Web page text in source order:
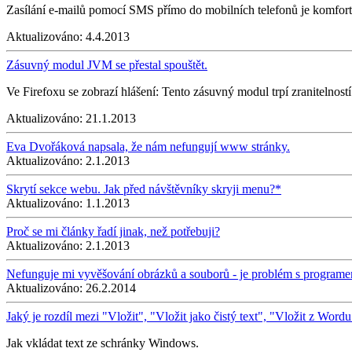
Zasílání e-mailů pomocí SMS přímo do mobilních telefonů je
Aktualizováno: 4.4.2013
Zásuvný modul JVM se přestal spouštět.
Ve Firefoxu se zobrazí hlášení: Tento zásuvný modul trpí
Aktualizováno: 21.1.2013
Eva Dvořáková napsala, že nám nefungují www stránky.
Aktualizováno: 2.1.2013
Skrytí sekce webu. Jak před návštěvníky skryji menu?*
Aktualizováno: 1.1.2013
Proč se mi články řadí jinak, než potřebuji?
Aktualizováno: 2.1.2013
Nefunguje mi vyvěšování obrázků a souborů - je problém s
Aktualizováno: 26.2.2014
Jaký je rozdíl mezi "Vložit", "Vložit jako čistý text", "Vložit z
Jak vkládat text ze schránky Windows.